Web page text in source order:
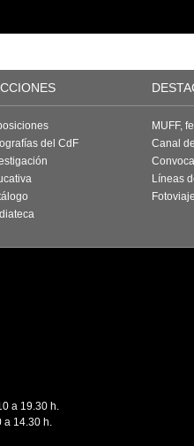
del CdF
MUFF,
Canal
Líneas
a 19.30 h.
a 14.30 h.